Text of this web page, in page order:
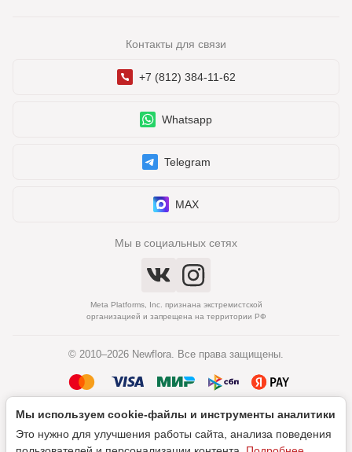
Контакты для связи
+7 (812) 384-11-62
Whatsapp
Telegram
MAX
Мы в социальных сетях
Meta Platforms, Inc. признана экстремистской
организацией и запрещена на территории РФ
© 2010–2026 Newflora. Все права защищены.
Политика обработки персональных данных
Согласие на обработку персональных данных
Мы используем cookie‑файлы и инструменты аналитики
Это нужно для улучшения работы сайта, анализа поведения